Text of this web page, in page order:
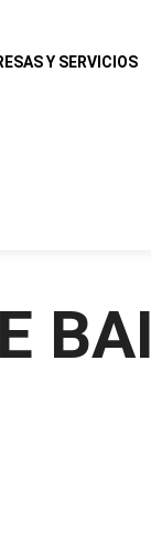
Y SERVICIOS
BAI